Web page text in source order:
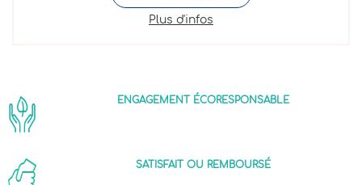
Plus d'infos
ENGAGEMENT ÉCORESPONSABLE
SATISFAIT OU REMBOURSÉ